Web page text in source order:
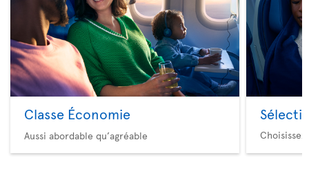
Classe Économie
Aussi abordable qu’agréable